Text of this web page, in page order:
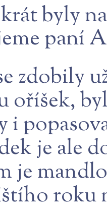
byly
paní
zdobily
oříšek,
i
je ale
je
roku